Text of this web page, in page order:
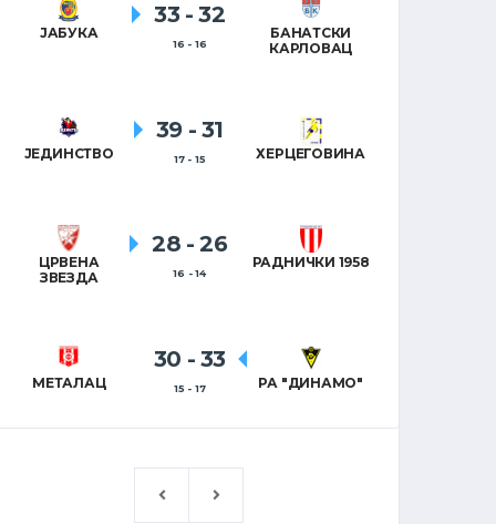
ЈАБУКА
33 - 32
16 - 16
БАНАТСКИ
КАРЛОВАЦ
ЈЕДИНСТВО
39 - 31
17 - 15 ХЕРЦЕГОВИНА
ЦРВЕНА
ЗВЕЗДА
28 - 26
16 - 14
РАДНИЧКИ 1958
МЕТАЛАЦ
30 - 33
15 - 17 РА "ДИНАМО"